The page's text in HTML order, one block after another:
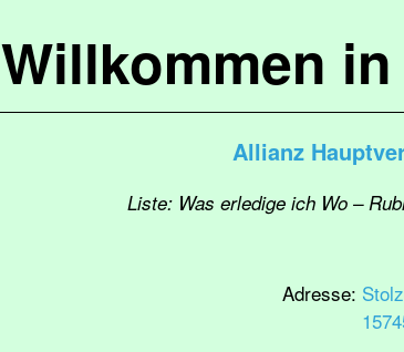
Willkommen
Allianz
Liste: Was erledige ich Wo –
Adresse: